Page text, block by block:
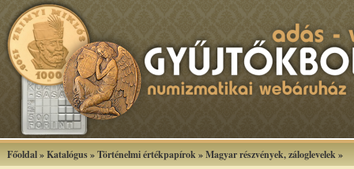
Főoldal»Katalógus»Történelmi értékpapírok»Magyar részvények, záloglevelek»